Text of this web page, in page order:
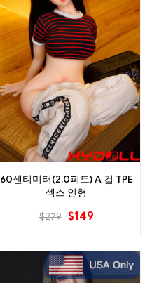
60센티미터(2.0피트) A 컵 TPE
섹스 인형
$279 $149